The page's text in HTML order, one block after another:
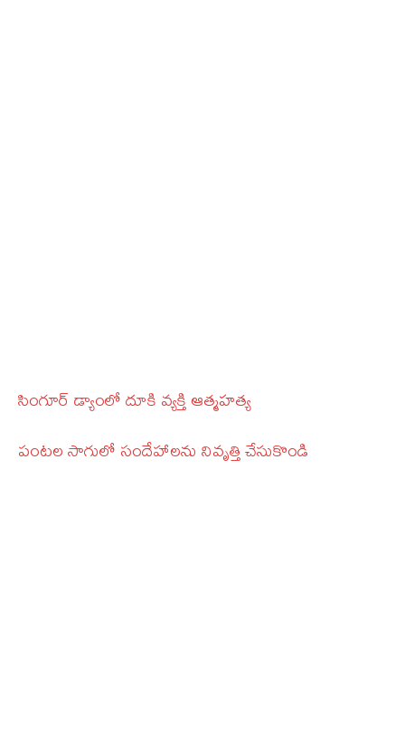
సింగూర్ డ్యాంలో దూకి వ్యక్తి ఆత్మహత్య
పంట‌ల సాగులో సందేహాల‌ను నివృత్తి చేసుకొండి